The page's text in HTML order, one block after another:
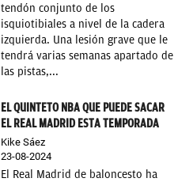
tendón conjunto de los
isquiotibiales a nivel de la cadera
izquierda. Una lesión grave que le
tendrá varias semanas apartado de
las pistas,...
EL QUINTETO NBA QUE PUEDE SACAR
EL REAL MADRID ESTA TEMPORADA
Kike Sáez
23-08-2024
El Real Madrid de baloncesto ha